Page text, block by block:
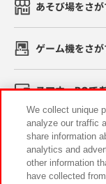
あそび場をさが
ゲーム機をさが
スマホ・PCで
イベント・キャ
We collect unique
analyze our traffic
share information
analytics and
other information
have collected